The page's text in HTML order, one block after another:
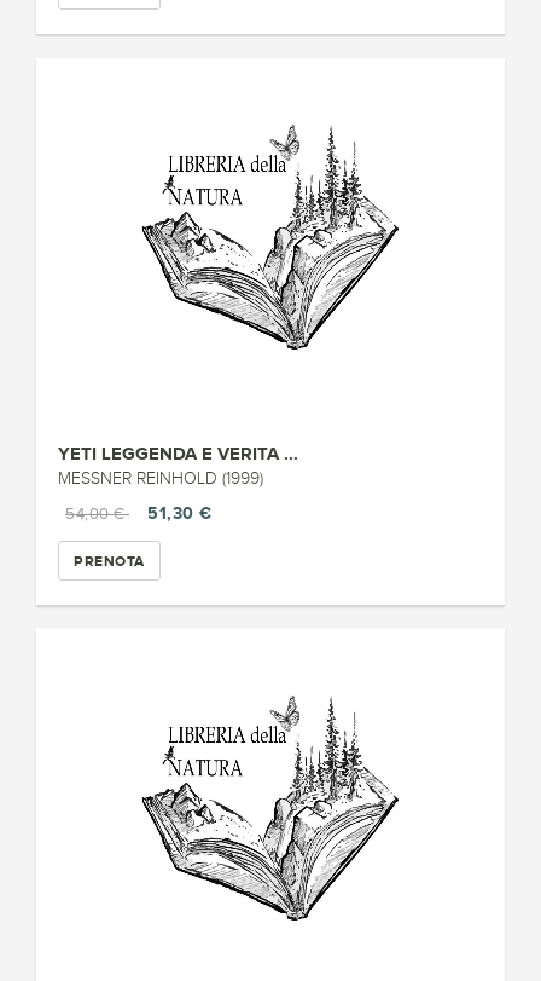
YETI LEGGENDA E VERITA ...
MESSNER REINHOLD (1999)
54,00 €
51,30 €
PRENOTA